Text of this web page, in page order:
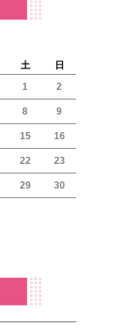
土
日
1
2
8 9
15 16
22 23
29 30